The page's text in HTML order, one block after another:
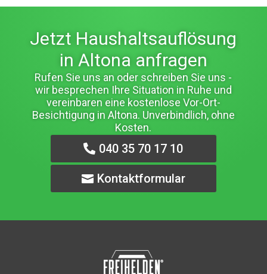
Jetzt Haushaltsauflösung
in Altona anfragen
Rufen Sie uns an oder schreiben Sie uns -
wir besprechen Ihre Situation in Ruhe und
vereinbaren eine kostenlose Vor-Ort-
Besichtigung in Altona. Unverbindlich, ohne
Kosten.
040 35 70 17 10
Kontaktformular